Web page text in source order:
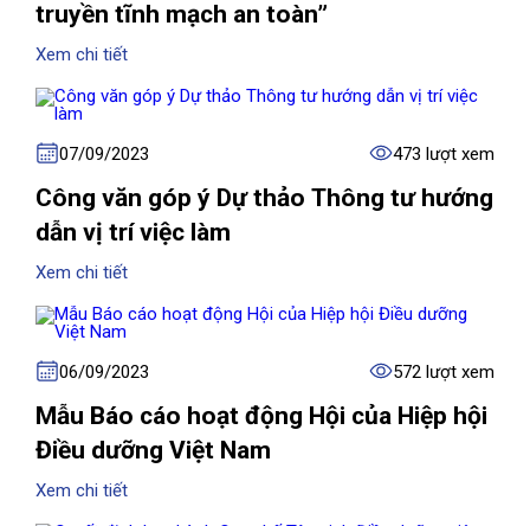
truyền tĩnh mạch an toàn”
Xem chi tiết
07/09/2023 473 lượt xem
Công văn góp ý Dự thảo Thông tư hướng
dẫn vị trí việc làm
Xem chi tiết
06/09/2023 572 lượt xem
Mẫu Báo cáo hoạt động Hội của Hiệp hội
Điều dưỡng Việt Nam
Xem chi tiết